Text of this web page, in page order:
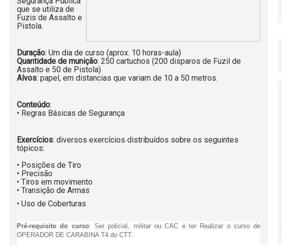
que se utiliza de
Fuzis de Assalto e
Pistola.
Duração: Um dia de curso (aprox. 10 horas-aula)
Quantidade de munição: 250 cartuchos (200 disparos de Fuzil de
Assalto e 50 de Pistola)
Alvos: papel, em distancias que variam de 10 a 50 metros.
Conteúdo:
• Regras Básicas de Segurança
Exercícios: diversos exercícios distribuídos sobre os seguintes
tópicos:
• Posições de Tiro
• Precisão
• Tiros em movimento
• Transição de Armas
• Uso de Coberturas
Pré-requisito do curso: Ser policial, militar ou CAC e ter Realizar o curso de
OPERADOR DE CARABINA T4 do CTT.